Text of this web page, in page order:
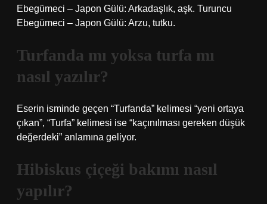
Ebegümeci – Japon Gülü: Arkadaşlık, aşk. Turuncu
Ebegümeci – Japon Gülü: Arzu, tutku.
Turfanda mı yoksa turfa mı
nasıl yazılır?
Eserin isminde geçen “Turfanda” kelimesi “yeni ortaya
çıkan”, “Turfa” kelimesi ise “kaçınılması gereken düşük
değerdeki” anlamına geliyor.
Hibiskus çiçeği bakımı nasıl
yapılır?